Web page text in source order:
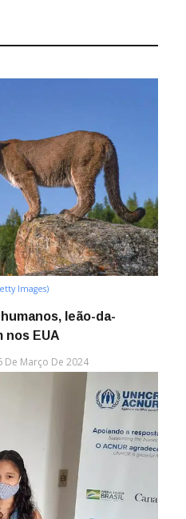
Images)
leão-da-
nos EUA
De Março De 2024